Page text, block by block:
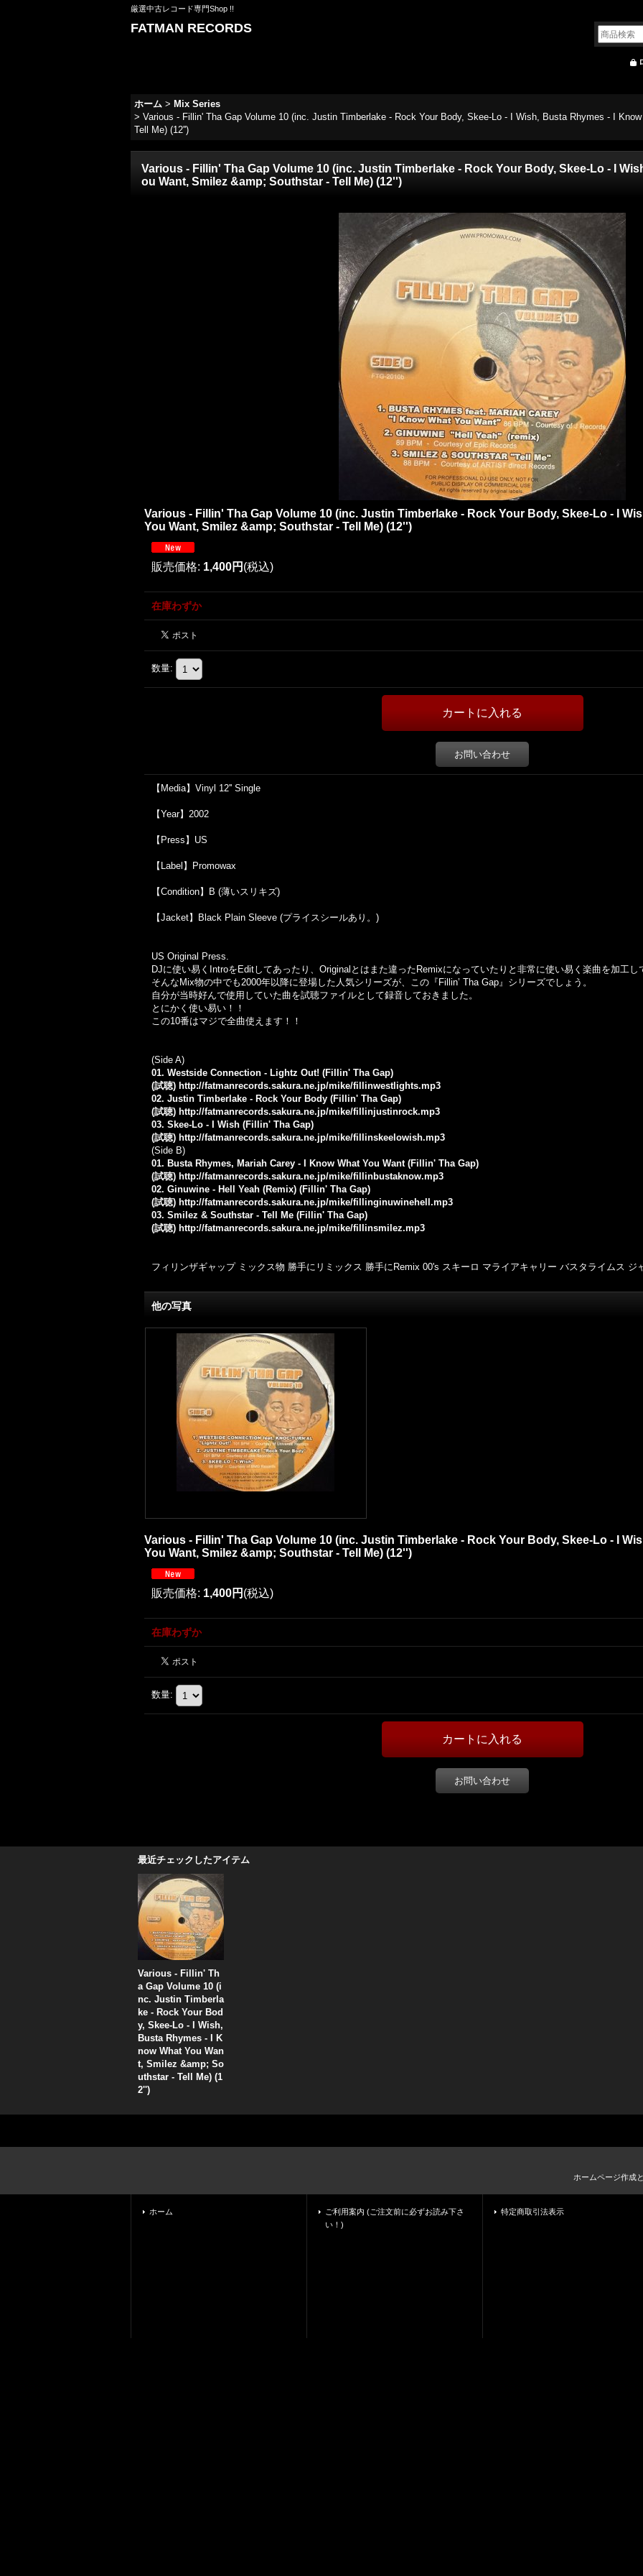
厳選中古レコード専門Shop !!
FATMAN RECORDS
ホーム > Mix Series
> Various - Fillin' Tha Gap Volume 10 (inc. Justin Timberlake - Rock Your Body, Skee-Lo - I Wish, Busta Rhymes - I
Tell Me) (12'')
Various - Fillin' Tha Gap Volume 10 (inc. Justin Timberlake - Rock Your Body, Skee-Lo - I
ou Want, Smilez &amp; Southstar - Tell Me) (12'')
Various - Fillin' Tha Gap Volume 10 (inc. Justin Timberlake - Rock Your Body, Skee-Lo - I
You Want, Smilez &amp; Southstar - Tell Me) (12'')
販売価格: 1,400円 (税込)
在庫わずか
数量:
お問い合わせ
【Media】Vinyl 12'' Single
【Year】2002
【Press】US
【Label】Promowax
【Condition】B (薄いスリキズ)
【Jacket】Black Plain Sleeve (プライスシールあり。)
US Original Press.
DJに使い易くIntroをEditしてあったり、Originalとはまた違ったRemixになっていたりと非常に使い易く楽曲を加工
そんなMix物の中でも2000年以降に登場した人気シリーズが、この『Fillin’ Tha Gap』シリーズでしょう。
自分が当時好んで使用していた曲を試聴ファイルとして録音しておきました。
とにかく使い易い！！
この10番はマジで全曲使えます！！
(Side A)
01. Westside Connection - Lightz Out! (Fillin' Tha Gap)
(試聴) http://fatmanrecords.sakura.ne.jp/mike/fillinwestlights.mp3
02. Justin Timberlake - Rock Your Body (Fillin' Tha Gap)
(試聴) http://fatmanrecords.sakura.ne.jp/mike/fillinjustinrock.mp3
03. Skee-Lo - I Wish (Fillin' Tha Gap)
(試聴) http://fatmanrecords.sakura.ne.jp/mike/fillinskeelowish.mp3
(Side B)
01. Busta Rhymes, Mariah Carey - I Know What You Want (Fillin' Tha Gap)
(試聴) http://fatmanrecords.sakura.ne.jp/mike/fillinbustaknow.mp3
02. Ginuwine - Hell Yeah (Remix) (Fillin' Tha Gap)
(試聴) http://fatmanrecords.sakura.ne.jp/mike/fillinginuwinehell.mp3
03. Smilez & Southstar - Tell Me (Fillin' Tha Gap)
(試聴) http://fatmanrecords.sakura.ne.jp/mike/fillinsmilez.mp3
フィリンザギャップ ミックス物 勝手にリミックス 勝手にRemix 00's スキーロ マライアキャリー バスタライムス ジ
他の写真
Various - Fillin' Tha Gap Volume 10 (inc. Justin Timberlake - Rock Your Body, Skee-Lo - I
You Want, Smilez &amp; Southstar - Tell Me) (12'')
販売価格: 1,400円 (税込)
在庫わずか
数量:
お問い合わせ
最近チェックしたアイテム
Various - Fillin' Th
a Gap Volume 10 (i
nc. Justin Timberla
ke - Rock Your Bod
y, Skee-Lo - I Wish,
Busta Rhymes - I K
now What You Wan
t, Smilez &amp; So
uthstar - Tell Me) (1
2'')
ホームページ作成
ホーム
ご利用案内 (ご注文前に必ずお読み下さ
い！)
特定商取引法表示